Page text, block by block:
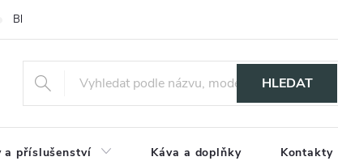
Blog
HLEDAT
a příslušenství Káva a doplňky Kontakty